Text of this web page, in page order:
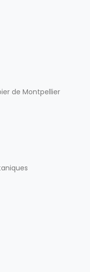
de Montpellier